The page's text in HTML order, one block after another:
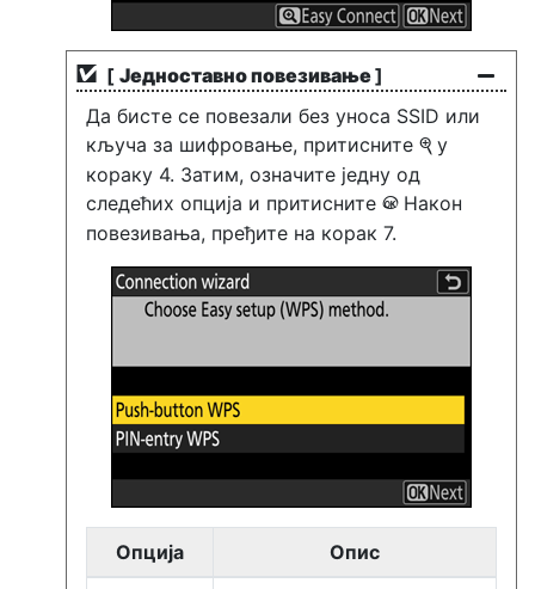
[ Једноставно повезивање]
Да бисте се повезали без уноса SSID или
кључа за шифровање, притисните X у
кораку 4. Затим, означите једну од
следећих опција и притисните J Након
повезивања, пређите на корак 7.
Опција Опис